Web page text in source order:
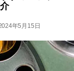
年5月15日